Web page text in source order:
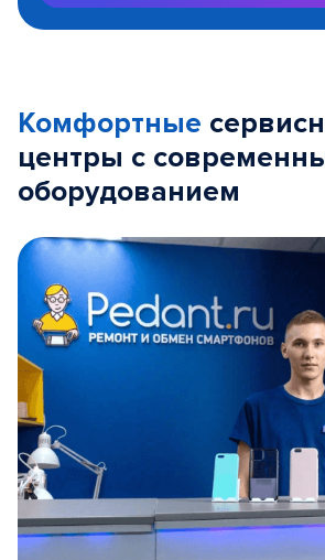
Комфортные
центры с
оборудованием